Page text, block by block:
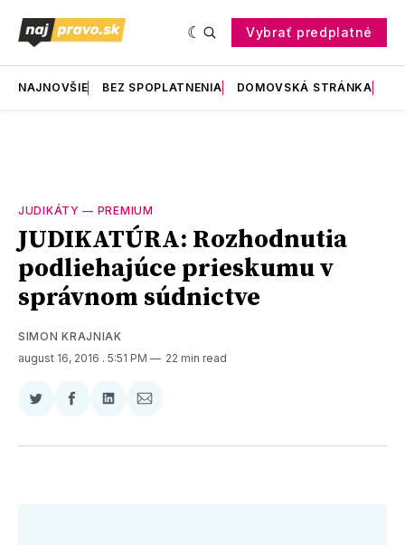
Vybrať predplatné
NAJNOVŠIE BEZ SPOPLATNENIA DOMOVSKÁ STRÁNKA
JUDIKÁTY — PREMIUM
JUDIKATÚRA: Rozhodnutia
podliehajúce prieskumu v
správnom súdnictve
SIMON KRAJNIAK
august 16, 2016 . 5:51 PM 22 min read
Zdieľať
Twitter
Zdieľať
Facebooku
Zdieľať
LinkedIne
Zdieľať
E-